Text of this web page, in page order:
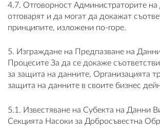
4.7. Отговорност Администраторите на
отговарят и да могат да докажат
принципите, изложени по-горе.
5. Изграждане на Предпазване на
Процесите За да се докаже
за защита на данните, Организацията
защита на данните в своите бизнес
5.1. Известяване на Субекта на Данни
Секцията Насоки за Добросъвестна